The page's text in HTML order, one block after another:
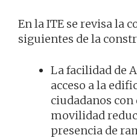
En la ITE se revisa la
siguientes de la
La facilidad de
acceso a la
ciudadanos con
movilidad
presencia de